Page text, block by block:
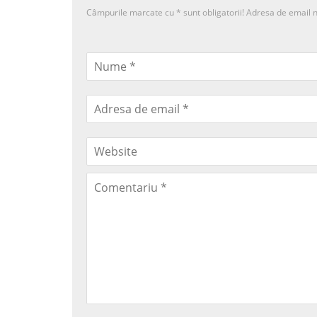
Câmpurile marcate cu * sunt obligatorii! Adresa de email